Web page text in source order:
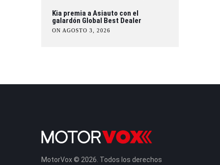
Kia premia a Asiauto con el
galardón Global Best Dealer
ON AGOSTO 3, 2026
MotorVox © 2026. Todos los derechos